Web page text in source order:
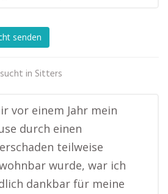
senden
sucht in Sitters
vor einem Jahr mein
durch einen
teilweise
wurde, war ich
dankbar für meine